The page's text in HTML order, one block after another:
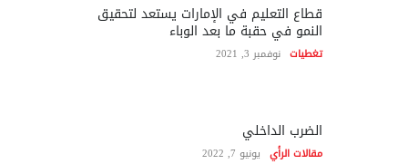
قطاع التعليم في الإمارات يستعد لتحقيق
النمو في حقبة ما بعد الوباء
تغطيات نوفمبر 3, 2021
الضرب الداخلي
مقالات الرأي يونيو 7, 2022